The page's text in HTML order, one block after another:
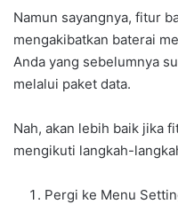
Namun sayangnya, fitur
mengakibatkan baterai
Anda yang sebelumnya
melalui paket data.
Nah, akan lebih baik jika
mengikuti langkah-
Pergi ke Menu